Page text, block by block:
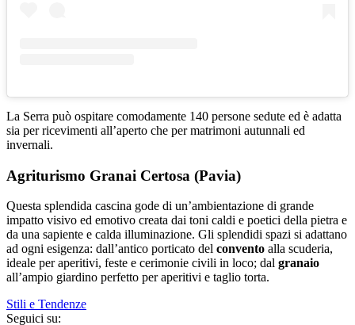
La Serra può ospitare comodamente 140 persone sedute ed è adatta
sia per ricevimenti all’aperto che per matrimoni autunnali ed
invernali.
Agriturismo Granai Certosa (Pavia)
Questa splendida cascina gode di un’ambientazione di grande
impatto visivo ed emotivo creata dai toni caldi e poetici della pietra e
da una sapiente e calda illuminazione. Gli splendidi spazi si adattano
ad ogni esigenza: dall’antico porticato del convento alla scuderia,
ideale per aperitivi, feste e cerimonie civili in loco; dal granaio
all’ampio giardino perfetto per aperitivi e taglio torta.
Stili e Tendenze
Seguici su: